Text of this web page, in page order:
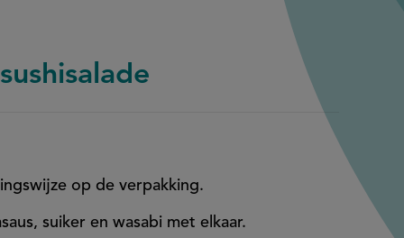
op de verpakking.
suiker en wasabi met elkaar.